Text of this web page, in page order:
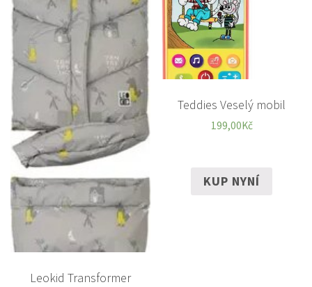
Leokid Transformer
Teddies Veselý mobil
199,00Kč
KUP NYNÍ